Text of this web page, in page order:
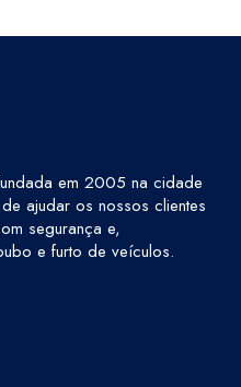
em 2005 na cidade
ajudar os nossos clientes
segurança e,
e furto de veículos.